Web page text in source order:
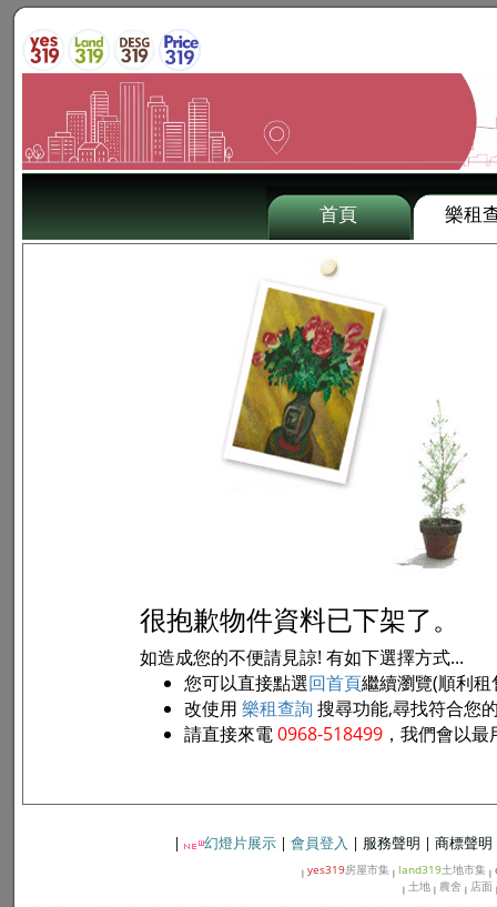
首頁 樂租
很抱歉物件資料已下架了。
如造成您的不便請見諒! 有如下選擇方式...
您可以直接點選回首頁繼續瀏覽(順利租
改使用 樂租查詢 搜尋功能,尋找符合您
請直接來電0968-518499 ，我們會以
| 幻燈片展示 | 會員登入 | 服務聲明 | 商標聲明
| yes319房屋市集 | land319土地市集 |
| 土地 | 農舍 | 店面